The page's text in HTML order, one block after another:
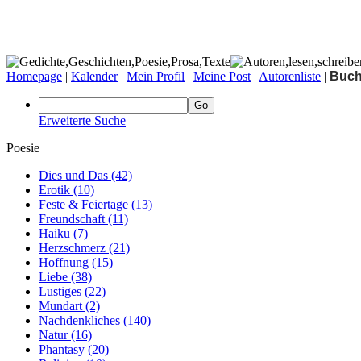
Homepage | Kalender| Mein Profil | Meine Post | Autorenliste |
Erweiterte Suche
Poesie
Dies und Das (42)
Erotik (10)
Feste & Feiertage (13)
Freundschaft (11)
Haiku (7)
Herzschmerz (21)
Hoffnung (15)
Liebe (38)
Lustiges (22)
Mundart (2)
Nachdenkliches (140)
Natur(16)
Phantasy (20)